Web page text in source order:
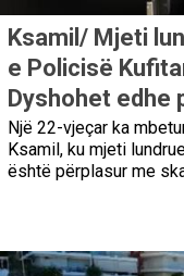
Ksamil/ Mjeti
e Policisë
Dyshohet edhe
Një 22-vjeçar ka
Ksamil, ku mjeti
është përplasur me